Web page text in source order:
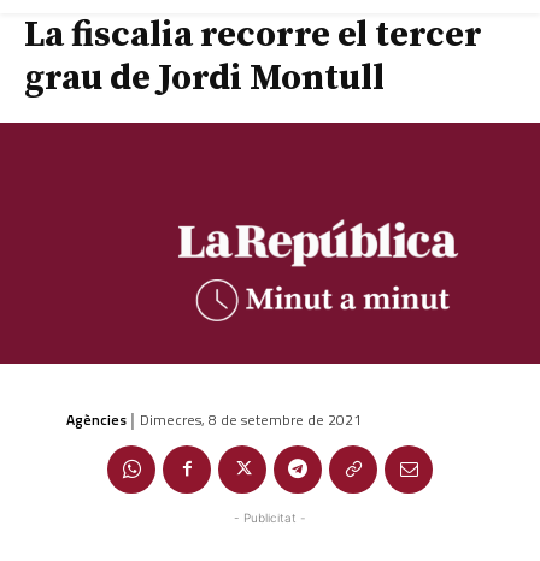
La fiscalia recorre el tercer
grau de Jordi Montull
Agències | Dimecres, 8 de setembre de 2021
- Publicitat -